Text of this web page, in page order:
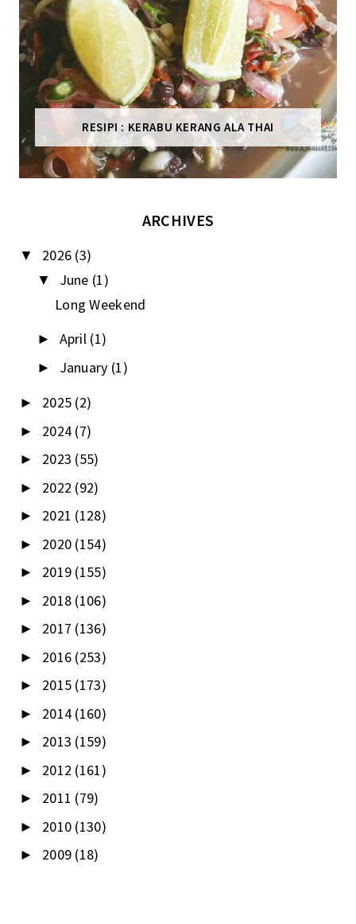
RESIPI : KERABU KERANG ALA THAI
ARCHIVES
▼ 2026 (3)
▼ June (1)
Long Weekend
► April (1)
► January (1)
► 2025 (2)
► 2024 (7)
► 2023 (55)
► 2022 (92)
► 2021 (128)
► 2020 (154)
► 2019 (155)
► 2018 (106)
► 2017 (136)
► 2016 (253)
► 2015 (173)
► 2014 (160)
► 2013 (159)
► 2012 (161)
► 2011 (79)
► 2010 (130)
► 2009 (18)